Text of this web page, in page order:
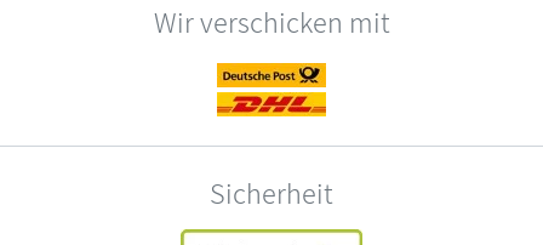
Wir verschicken mit
Sicherheit